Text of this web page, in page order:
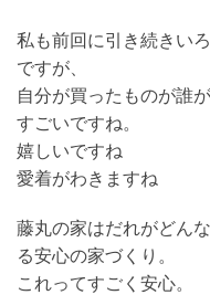
私も前回に引き続きい
ですが、
自分が買ったものが誰
すごいですね。
嬉しいですね
愛着がわきますね
藤丸の家はだれがどん
る安心の家づくり。
これってすごく安心。